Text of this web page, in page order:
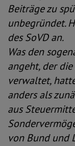
Beiträge zu
unbegründet.
des SoVD an.
Was den
angeht, der
verwaltet,
anders als
aus
von Bund und